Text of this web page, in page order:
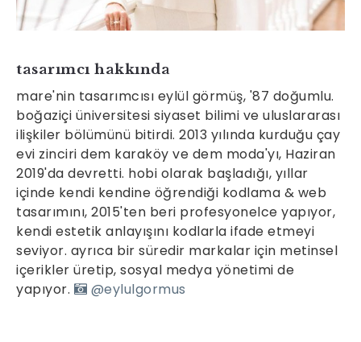
tasarımcı hakkında
mare'nin tasarımcısı eylül görmüş, '87 doğumlu.
boğaziçi üniversitesi siyaset bilimi ve uluslararası
ilişkiler bölümünü bitirdi. 2013 yılında kurduğu çay
evi zinciri dem karaköy ve dem moda'yı, Haziran
2019'da devretti. hobi olarak başladığı, yıllar
içinde kendi kendine öğrendiği kodlama & web
tasarımını, 2015'ten beri profesyonelce yapıyor,
kendi estetik anlayışını kodlarla ifade etmeyi
seviyor. ayrıca bir süredir markalar için metinsel
içerikler üretip, sosyal medya yönetimi de
yapıyor.
@eylulgormus